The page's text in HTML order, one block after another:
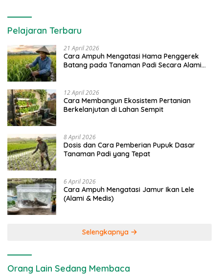
Pelajaran Terbaru
21 April 2026
Cara Ampuh Mengatasi Hama Penggerek
Batang pada Tanaman Padi Secara Alami
12 April 2026
Cara Membangun Ekosistem Pertanian
Berkelanjutan di Lahan Sempit
8 April 2026
Dosis dan Cara Pemberian Pupuk Dasar
Tanaman Padi yang Tepat
6 April 2026
Cara Ampuh Mengatasi Jamur Ikan Lele
(Alami & Medis)
Selengkapnya
Orang Lain Sedang Membaca